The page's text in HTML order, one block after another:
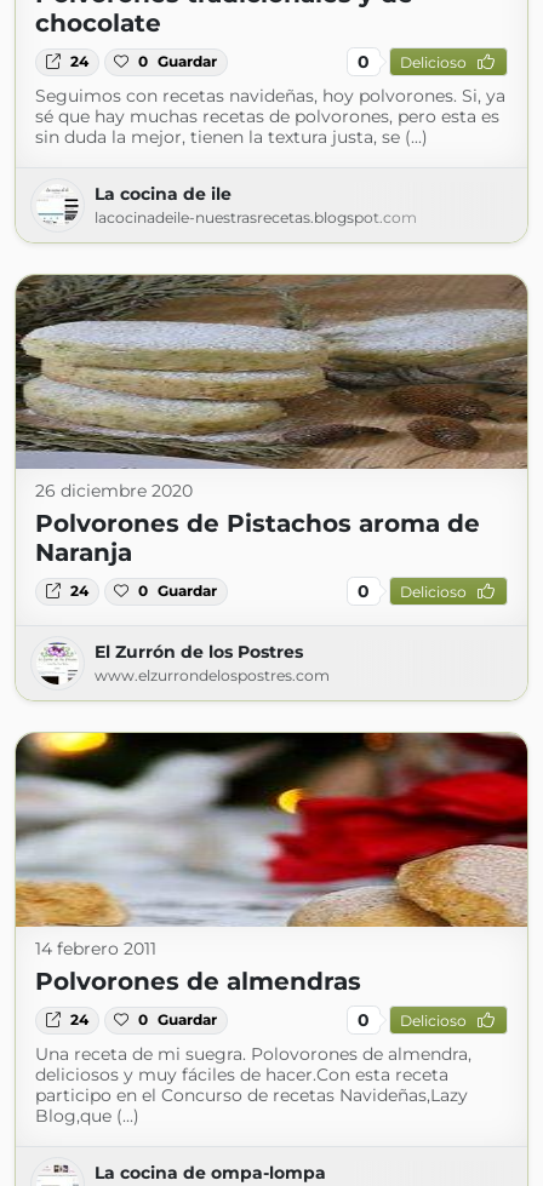
chocolate
24 0 Guardar 0 Delicioso
Seguimos con recetas navideñas, hoy polvorones. Si, ya
sé que hay muchas recetas de polvorones, pero esta es
sin duda la mejor, tienen la textura justa, se (...)
La cocina de ile
lacocinadeile-nuestrasrecetas.blogspot.com
26 diciembre 2020
Polvorones de Pistachos aroma de
Naranja
24 0 Guardar 0 Delicioso
El Zurrón de los Postres
www.elzurrondelospostres.com
14 febrero 2011
Polvorones de almendras
24 0 Guardar 0 Delicioso
Una receta de mi suegra. Polovorones de almendra,
deliciosos y muy fáciles de hacer.Con esta receta
participo en el Concurso de recetas Navideñas,Lazy
Blog,que (...)
La cocina de ompa-lompa